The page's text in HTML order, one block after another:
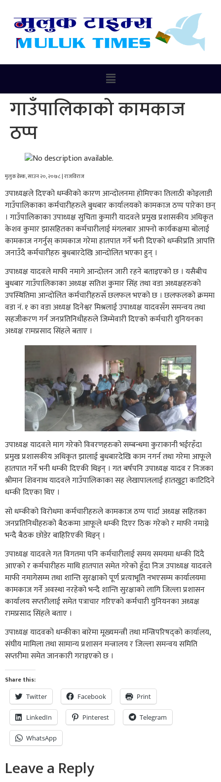
गाउँपालिकाको कामकाज
ठप्प
मुलुक डेस्क, साउन २०, २०७८ | राजविराज
उपाध्यक्षले दिएको धम्कीको कारण आन्दोलनमा होमिएका तिलाठी कोइलाडी
गाउँपालिकाका कर्मचारीहरुले बुधबार कार्यालयको कामकाज ठप्प पारेका छन्
। गाउँपालिकाका उपाध्यक्ष सुचिता कुमारी यादवले प्रमुख प्रशासकीय अधिकृत
केशव कुमार झासहितका कर्मचारीलाई मंगलबार आफ्नो कार्यकक्षमा बोलाई
कामकाज नगर्नुस् कामकाज गरेमा हातपात गर्ने भनी दिएको धम्कीप्रति आपत्ति
जनाउँदै कर्मचारीहरु बुधबारदेखि आन्दोलित भएका हुन् ।
उपाध्यक्ष यादवले माफी नमागे आन्दोलन जारी रहने बताइएको छ । यसैबीच
बुधबार गाउँपालिकाका अध्यक्ष सतिश कुमार सिंह तथा वडा अध्यक्षहरुको
उपस्थितिमा आन्दोलित कर्मचारीहरुसँ छलफल भएको छ । छलफलको क्रममा
वडा नं. १ का वडा अध्यक्ष दिनेश्वर मिश्रलाई उपाध्यक्ष यादवसँग समन्वय तथा
सहजीकरण गर्न जनप्रतिनिधीहरुले जिम्मेवारी दिएको कर्मचारी युनियनका
अध्यक्ष रामप्रसाद सिंहले बताए ।
उपाध्यक्ष यादवले माग गरेको विवरणहरुको सम्बन्धमा कुराकानी भईरहँदा
प्रमुख प्रशासकीय अधिकृत झालाई बुधबारदेखि काम नगर्न तथा गरेमा आफूले
हातपात गर्ने भनी धम्की दिएकी थिइन् । गत बर्षपनि उपाध्यक्ष यादव र निजका
श्रीमान शिवनाथ यादवले गाउँपालिकाका सह लेखापाललाई हातखुट्टा काटिदिने
धम्की दिएका थिए ।
सो धम्कीको विरोधमा कर्मचारीहरुले कामकाज ठप्प पार्दा अध्यक्ष सहितका
जनप्रतिनिधीहरुको बैठकमा आफूले धम्की दिएर ठिक गरेको र माफी नमाग्ने
भन्दै बैठक छोडेर बाहिरिएकी थिइन् ।
उपाध्यक्ष यादवले गत विगतमा पनि कर्मचारीलाई समय समयमा धम्की दिंदै
आएको र कर्मचारीहरु माथि हातपात समेत गरेको हुँदा निज उपाध्यक्ष यादवले
माफी नमागेसम्म तथा शान्ति सुरक्षाको पूर्ण प्रत्याभूति नभएसम्म कार्यालयमा
कामकाज गर्ने अवस्था नरहेको भन्दै शान्ति सुरक्षाको लागि जिल्ला प्रशासन
कार्यालय सप्तरीलाई समेत पत्राचार गरिएको कर्मचारी युनियनका अध्यक्ष
रामप्रसाद सिंहले बताए ।
उपाध्यक्ष यादवको धम्कीका बारेमा मूख्यमन्त्री तथा मन्त्रिपरिषद्को कार्यालय,
संघीय मामिला तथा सामान्य प्रशासन मन्त्रालय र जिल्ला समन्वय समिति
सप्तरीमा समेत जानकारी गराइएको छ ।
Share this:
Twitter Facebook Print
LinkedIn Pinterest Telegram
WhatsApp
Leave a Reply